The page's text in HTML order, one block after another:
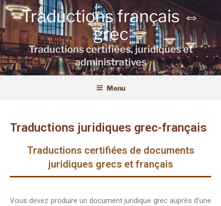
Traductions français ⇔
grec
Traductions certifiées, juridiques et
administratives
Menu
Traductions juridiques grec-français
Traductions certifiées de documents
juridiques grecs et français
Vous devez produire un document juridique grec auprès d’une